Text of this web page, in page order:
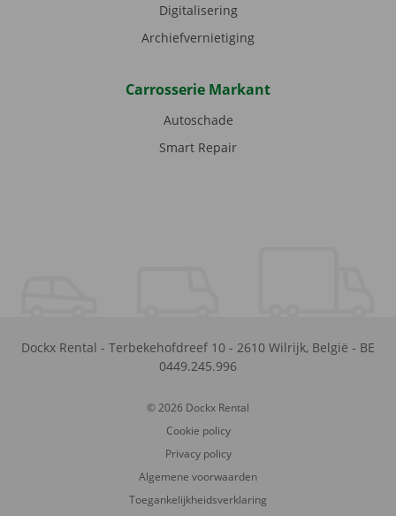
Digitalisering
Archiefvernietiging
Carrosserie Markant
Autoschade
Smart Repair
Dockx Rental - Terbekehofdreef 10 - 2610 Wilrijk, België - BE
0449.245.996
© 2026 Dockx Rental
Cookie policy
Privacy policy
Algemene voorwaarden
Toegankelijkheidsverklaring